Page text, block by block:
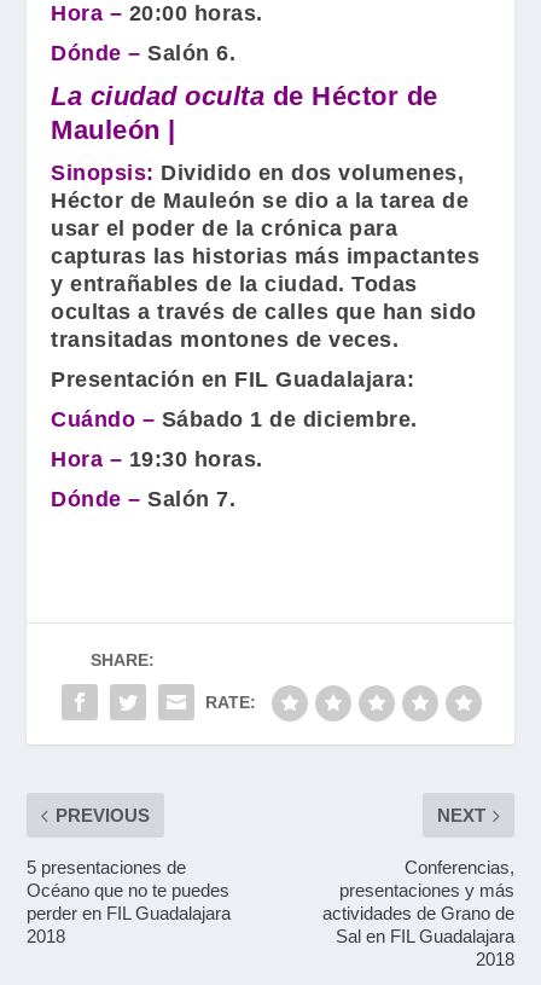
Hora – 20:00 horas.
Dónde – Salón 6.
La ciudad oculta de Héctor de
Mauleón |
Sinopsis: Dividido en dos volumenes,
Héctor de Mauleón se dio a la tarea de
usar el poder de la crónica para
capturas las historias más impactantes
y entrañables de la ciudad. Todas
ocultas a través de calles que han sido
transitadas montones de veces.
Presentación en FIL Guadalajara:
Cuándo – Sábado 1 de diciembre.
Hora – 19:30 horas.
Dónde – Salón 7.
SHARE:
RATE:
PREVIOUS
5 presentaciones de
Océano que no te puedes
perder en FIL Guadalajara
2018
NEXT
Conferencias,
presentaciones y más
actividades de Grano de
Sal en FIL Guadalajara
2018